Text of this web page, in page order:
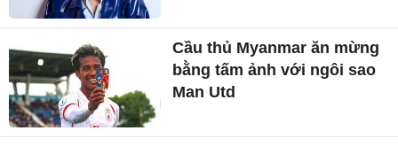
Cầu thủ Myanmar ăn mừng
bằng tấm ảnh với ngôi sao
Man Utd